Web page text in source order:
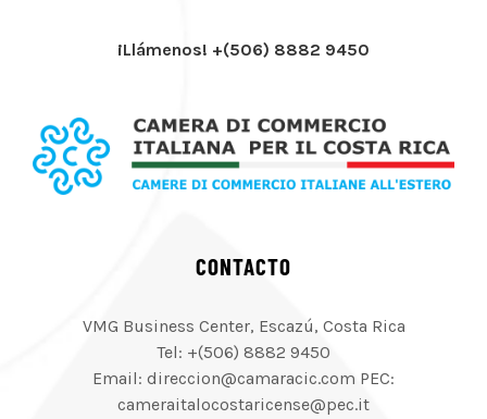
¡Llámenos! +(506) 8882 9450
CONTACTO
VMG Business Center, Escazú, Costa Rica
Tel: +(506) 8882 9450
Email: direccion@camaracic.com PEC:
cameraitalocostaricense@pec.it